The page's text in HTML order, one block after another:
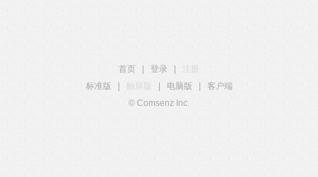
首页 登录
注册
标准版
触屏版 电脑版
客户端
© Comsenz Inc.